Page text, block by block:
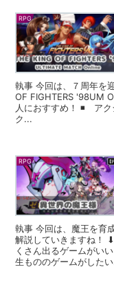
RPG
執事 今回は、７周年を
OF FIGHTERS '98UM
人におすすめ！ ◾️ ア
ク...
RPG
執事 今回は、魔王を育
解説していきますね！
くさん出るゲームがい
生もののゲームがした